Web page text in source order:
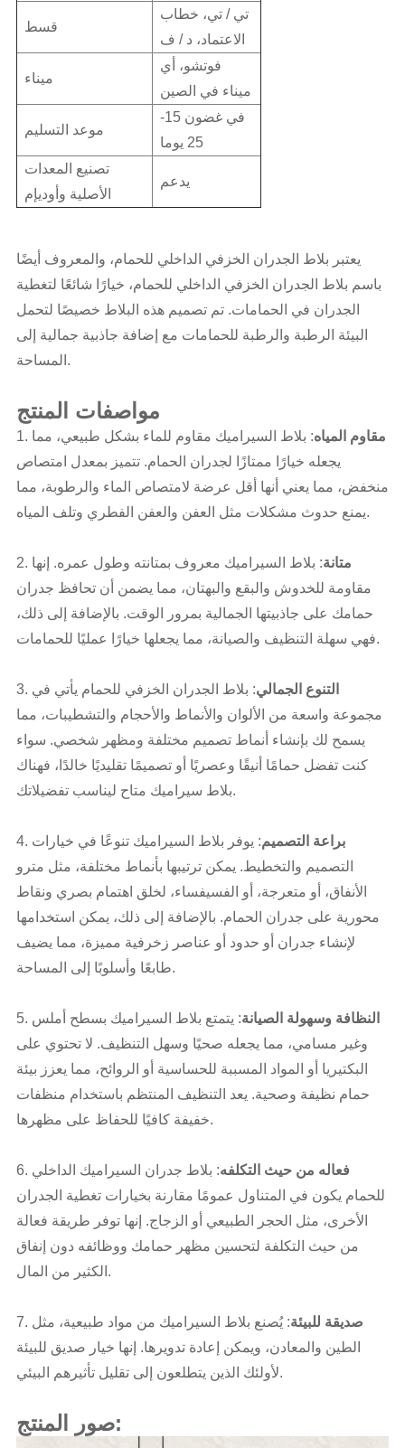
قسط
تي / تي، خطاب
الاعتماد، د / ف
ميناء
فوتشو، أي
ميناء في الصين
موعد التسليم
في غضون 15-
25 يوما
تصنيع المعدات
الأصلية وأوديإم
يدعم
يعتبر بلاط الجدران الخزفي الداخلي للحمام، والمعروف أيضًا
باسم بلاط الجدران الخزفي الداخلي للحمام، خيارًا شائعًا لتغطية
الجدران في الحمامات. تم تصميم هذه البلاط خصيصًا لتحمل
البيئة الرطبة والرطبة للحمامات مع إضافة جاذبية جمالية إلى
المساحة.
مواصفات المنتج
1. مقاوم المياه: بلاط السيراميك مقاوم للماء بشكل طبيعي، مما
يجعله خيارًا ممتازًا لجدران الحمام. تتميز بمعدل امتصاص
منخفض، مما يعني أنها أقل عرضة لامتصاص الماء والرطوبة، مما
يمنع حدوث مشكلات مثل العفن والعفن الفطري وتلف المياه.
2. متانة: بلاط السيراميك معروف بمتانته وطول عمره. إنها
مقاومة للخدوش والبقع والبهتان، مما يضمن أن تحافظ جدران
حمامك على جاذبيتها الجمالية بمرور الوقت. بالإضافة إلى ذلك،
فهي سهلة التنظيف والصيانة، مما يجعلها خيارًا عمليًا للحمامات.
3. التنوع الجمالي: بلاط الجدران الخزفي للحمام يأتي في
مجموعة واسعة من الألوان والأنماط والأحجام والتشطيبات، مما
يسمح لك بإنشاء أنماط تصميم مختلفة ومظهر شخصي. سواء
كنت تفضل حمامًا أنيقًا وعصريًا أو تصميمًا تقليديًا خالدًا، فهناك
بلاط سيراميك متاح ليناسب تفضيلاتك.
4. براعة التصميم: يوفر بلاط السيراميك تنوعًا في خيارات
التصميم والتخطيط. يمكن ترتيبها بأنماط مختلفة، مثل مترو
الأنفاق، أو متعرجة، أو الفسيفساء، لخلق اهتمام بصري ونقاط
محورية على جدران الحمام. بالإضافة إلى ذلك، يمكن استخدامها
لإنشاء جدران أو حدود أو عناصر زخرفية مميزة، مما يضيف
طابعًا وأسلوبًا إلى المساحة.
5. النظافة وسهولة الصيانة: يتمتع بلاط السيراميك بسطح أملس
وغير مسامي، مما يجعله صحيًا وسهل التنظيف. لا تحتوي على
البكتيريا أو المواد المسببة للحساسية أو الروائح، مما يعزز بيئة
حمام نظيفة وصحية. يعد التنظيف المنتظم باستخدام منظفات
خفيفة كافيًا للحفاظ على مظهرها.
6. فعاله من حيث التكلفه: بلاط جدران السيراميك الداخلي
للحمام يكون في المتناول عمومًا مقارنة بخيارات تغطية الجدران
الأخرى، مثل الحجر الطبيعي أو الزجاج. إنها توفر طريقة فعالة
من حيث التكلفة لتحسين مظهر حمامك ووظائفه دون إنفاق
الكثير من المال.
7. صديقة للبيئة: يُصنع بلاط السيراميك من مواد طبيعية، مثل
الطين والمعادن، ويمكن إعادة تدويرها. إنها خيار صديق للبيئة
لأولئك الذين يتطلعون إلى تقليل تأثيرهم البيئي.
صور المنتج: